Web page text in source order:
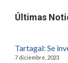
Últimas
Tartagal: Se
7 diciembre, 2023